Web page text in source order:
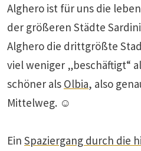
Alghero ist für uns die
der größeren Städte
Alghero die drittgrößte
viel weniger „beschäftigt“
schöner als Olbia, also
Mittelweg. ☺️
Ein Spaziergang durch die